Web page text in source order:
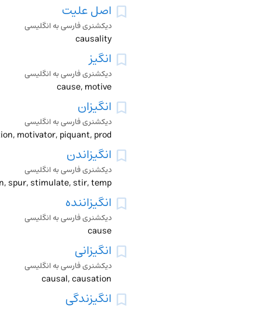
اصل علیت
دیکشنری فارسی به انگلیسی
causality
انگیز
دیکشنری فارسی به انگلیسی
cause, motive
انگیزان
دیکشنری فارسی به انگلیسی
انگیزاندن
دیکشنری فارسی به انگلیسی
spur, stimulate, stir, temp
انگیزاننده
دیکشنری فارسی به انگلیسی
cause
انگیزانی
دیکشنری فارسی به انگلیسی
causal, causation
انگیزندگی